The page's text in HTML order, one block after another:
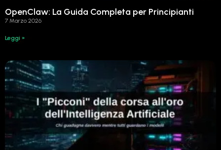
OpenClaw: La Guida Completa per Principianti
7 Marzo 2026
Leggi »